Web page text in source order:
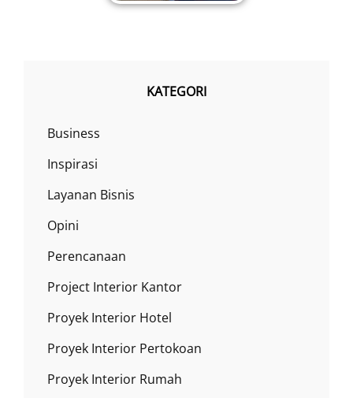
KATEGORI
Business
Inspirasi
Layanan Bisnis
Opini
Perencanaan
Project Interior Kantor
Proyek Interior Hotel
Proyek Interior Pertokoan
Proyek Interior Rumah